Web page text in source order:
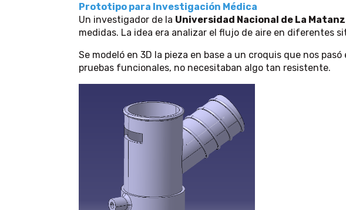
Prototipo para Investigación Médica
Un investigador de la Universidad Nacional de La
medidas. La idea era analizar el flujo de aire en diferentes
Se modeló en 3D la pieza en base a un croquis que nos
pruebas funcionales, no necesitaban algo tan resistente.